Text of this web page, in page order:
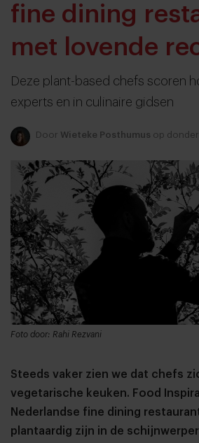
fine dining
met lovende
Deze plant-based chefs scoren
experts en in culinaire gidsen
Door Wieteke Posthumus op
Foto door: Rahi Rezvani
Steeds vaker zien we dat chefs
vegetarische keuken. Food
Nederlandse fine dining
plantaardig zijn in de